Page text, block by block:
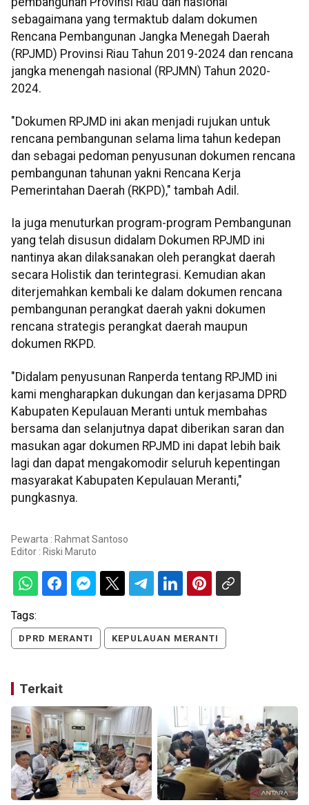
sebagaimana yang termaktub dalam dokumen
Rencana Pembangunan Jangka Menegah Daerah
(RPJMD) Provinsi Riau Tahun 2019-2024 dan rencana
jangka menengah nasional (RPJMN) Tahun 2020-
2024.
"Dokumen RPJMD ini akan menjadi rujukan untuk
rencana pembangunan selama lima tahun kedepan
dan sebagai pedoman penyusunan dokumen rencana
pembangunan tahunan yakni Rencana Kerja
Pemerintahan Daerah (RKPD)," tambah Adil.
Ia juga menuturkan program-program Pembangunan
yang telah disusun didalam Dokumen RPJMD ini
nantinya akan dilaksanakan oleh perangkat daerah
secara Holistik dan terintegrasi. Kemudian akan
diterjemahkan kembali ke dalam dokumen rencana
pembangunan perangkat daerah yakni dokumen
rencana strategis perangkat daerah maupun
dokumen RKPD.
"Didalam penyusunan Ranperda tentang RPJMD ini
kami mengharapkan dukungan dan kerjasama DPRD
Kabupaten Kepulauan Meranti untuk membahas
bersama dan selanjutnya dapat diberikan saran dan
masukan agar dokumen RPJMD ini dapat lebih baik
lagi dan dapat mengakomodir seluruh kepentingan
masyarakat Kabupaten Kepulauan Meranti,"
pungkasnya.
Pewarta : Rahmat Santoso
Editor : Riski Maruto
Tags:
DPRD MERANTI KEPULAUAN MERANTI
Terkait